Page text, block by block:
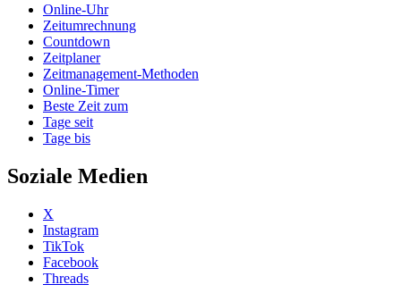
Online-Uhr
Zeitumrechnung
Countdown
Zeitplaner
Zeitmanagement-Methoden
Online-Timer
Beste Zeit zum
Tage seit
Tage bis
Soziale Medien
X
Instagram
TikTok
Facebook
Threads